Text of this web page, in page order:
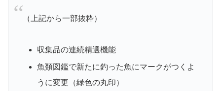
（上記から一部抜粋）
収集品の連続精選機能
魚類図鑑で新たに釣った魚にマークがつくよ
うに変更（緑色の丸印）